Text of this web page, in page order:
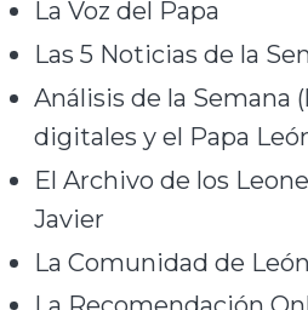
La Voz del Papa
Las 5 Noticias de la
Análisis de la Semana
digitales y el Papa
El Archivo de los
Javier
La Comunidad de León